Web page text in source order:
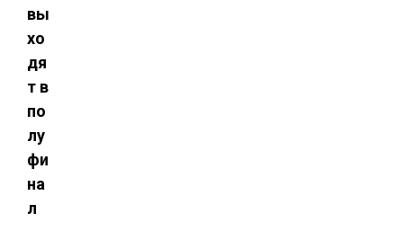
вы
хо
дя
т в
по
лу
фи
на
л